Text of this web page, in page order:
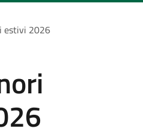
estivi 2026